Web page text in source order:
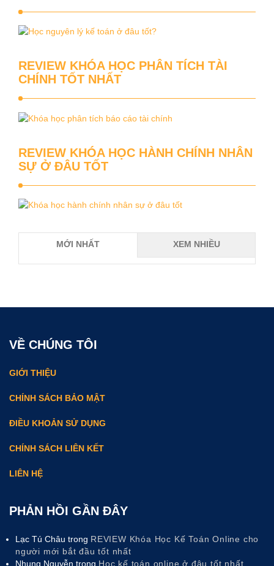
REVIEW KHÓA HỌC PHÂN TÍCH TÀI
CHÍNH TỐT NHẤT
REVIEW KHÓA HỌC HÀNH CHÍNH NHÂN
SỰ Ở ĐÂU TỐT
MỚI NHẤT XEM NHIỀU
VỀ CHÚNG TÔI
GIỚI THIỆU
CHÍNH SÁCH BẢO MẬT
ĐIỀU KHOẢN SỬ DỤNG
CHÍNH SÁCH LIÊN KẾT
LIÊN HỆ
PHẢN HỒI GẦN ĐÂY
Lạc Tú Châu trong REVIEW Khóa Học Kế Toán Online cho
người mới bắt đầu tốt nhất
Nhung Nguyễn trong Học kế toán online ở đâu tốt nhất